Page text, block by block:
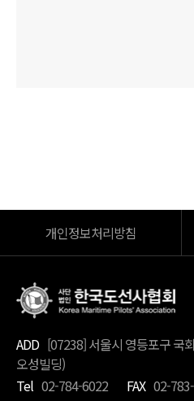
개인정보처리방침
ADD [07238] 서울시 영등포구 국
오성빌딩)
Tel 02-784-6022 FAX 02-